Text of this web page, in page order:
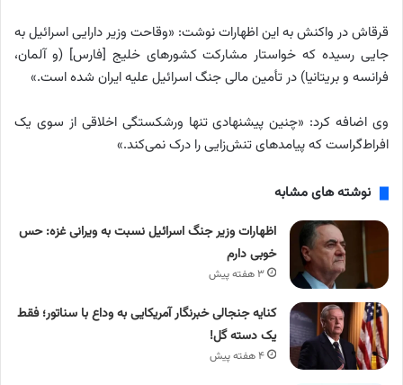
قرقاش در واکنش به این اظهارات نوشت: «وقاحت وزیر دارایی اسرائیل به
جایی رسیده که خواستار مشارکت کشورهای خلیج [فارس] (و آلمان،
فرانسه و بریتانیا) در تأمین مالی جنگ اسرائیل علیه ایران شده است.»
وی اضافه کرد: «چنین پیشنهادی تنها ورشکستگی اخلاقی از سوی یک
افراط‌گراست که پیامدهای تنش‌زایی را درک نمی‌کند.»
نوشته های مشابه
اظهارات وزیر جنگ اسرائیل نسبت به ویرانی غزه: حس
خوبی دارم
۳ هفته پیش
کنایه جنجالی خبرنگار آمریکایی به وداع با سناتور؛ فقط
یک دسته گل!
۴ هفته پیش